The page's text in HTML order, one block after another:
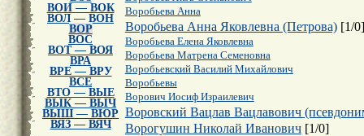
ВОИ — ВОК
ВОЛ — ВОН
ВОР
ВОС
ВОТ — ВОЯ
ВРА
ВРЕ — ВРУ
ВСЕ
ВТО — ВЫЕ
ВЫК — ВЫЧ
ВЫШ — ВЮР
ВЯЗ — ВЯЧ
Воробьева Анна
Воробьева Анна Яковлевна (Петрова)[1/0]
Воробьева Елена Яковлевна
Воробьева Матрена Семеновна
Воробьевский Василий Михайлович
Воробьевы
Ворович Иосиф Израилевич
Воровский Вацлав Вацлавович
Ворогушин Николай Иванович[1/0]